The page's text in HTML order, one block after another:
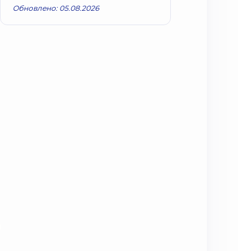
Обновлено: 05.08.2026